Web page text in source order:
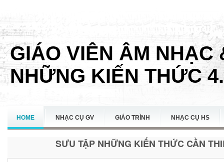
GIÁO VIÊN ÂM NHẠC
NHỮNG KIẾN THỨC
HOME NHẠC CỤ GV GIÁO TRÌNH NHẠC CỤ HS
SƯU TẬP NHỮNG KIẾN THỨC CẦN